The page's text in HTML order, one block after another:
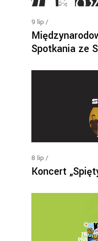
9 lip
Spotkania ze
8 lip
Koncert